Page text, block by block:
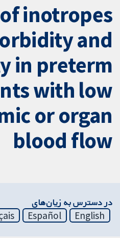
inotropes
and
in preterm
with low
or organ
blood flow
در دسترس به زیان‌های
English
Español